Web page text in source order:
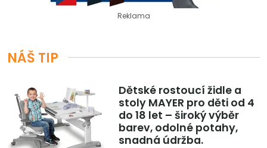
Reklama
NÁŠ TIP
Dětské rostoucí židle a
stoly MAYER pro děti od 4
do 18 let – široký výběr
barev, odolné potahy,
snadná údržba.